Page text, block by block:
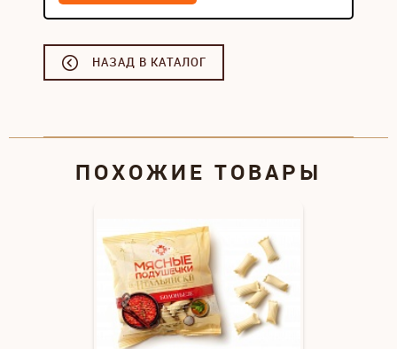
НАЗАД В КАТАЛОГ
ПОХОЖИЕ ТОВАРЫ